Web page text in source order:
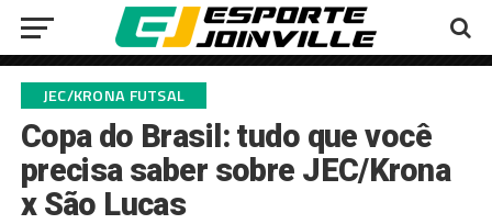
JEC/KRONA FUTSAL
Copa do Brasil: tudo que você
precisa saber sobre JEC/Krona
x São Lucas